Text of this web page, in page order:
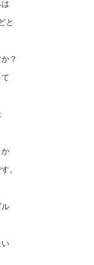
と
？
か
。
ル